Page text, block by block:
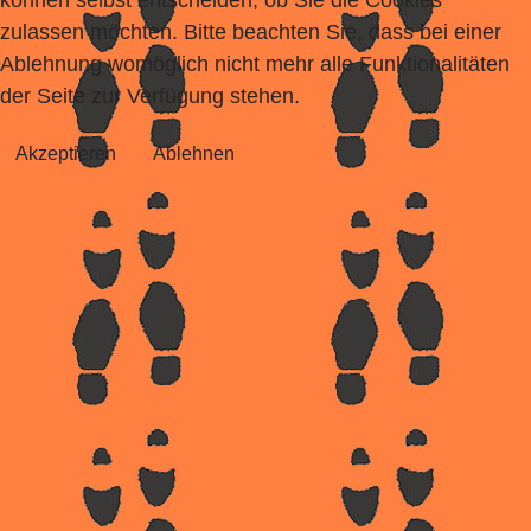
zulassen möchten. Bitte beachten Sie, dass bei einer
Ablehnung womöglich nicht mehr alle Funktionalitäten
der Seite zur Verfügung stehen.
Akzeptieren Ablehnen